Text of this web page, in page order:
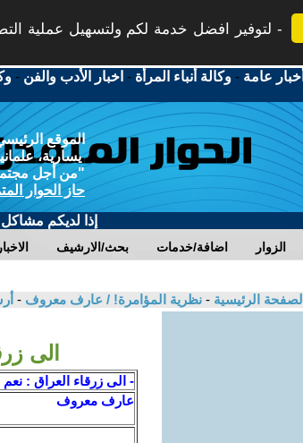
لتوفير افضل خدمة لكم ولتسهيل عملية
أخبار عامة -وكالة أنباء المرأة - اخبار الأدب والفن -
الموقع
يسارية،
"من أجل
حاز الحوار
إذا لديكم
الاخبار بحث/الارشيف اضافة/خدمات الزوار
الصفحة الرئيسية - نظرية المؤامرة! / عارف معروف -
الى
- الى زرقاء العراق :
عارف معروف